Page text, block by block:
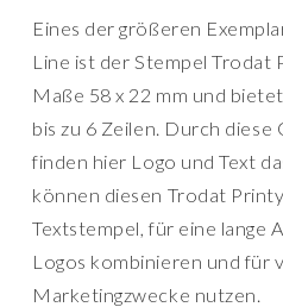
Eines der größeren
Line ist der Stempel Trodat
Maße 58 x 22 mm und
bis zu 6 Zeilen. Durch
finden hier Logo und Text
können diesen Trodat
Textstempel, für eine lange
Logos kombinieren und für
Marketingzwecke nutzen.